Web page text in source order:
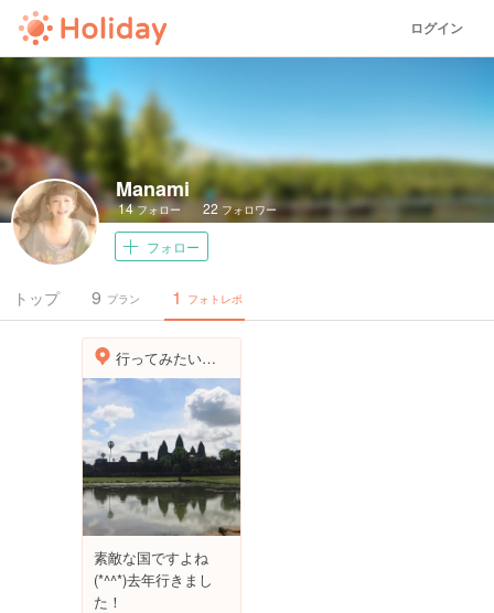
ログイン
Manami
14フォロー 22 フォロワー
フォロー
トップ プラン
9 フォトレポ
1
行ってみたい世界遺産１位に選ばれた アンコール・ワット
素敵な国ですよね
(*^^*)去年行きまし
た！